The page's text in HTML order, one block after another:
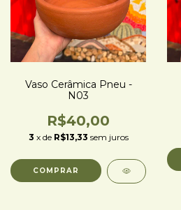
Vaso Cerâmica Pneu -
N03
R$40,00
3 x de R$13,33 sem juros